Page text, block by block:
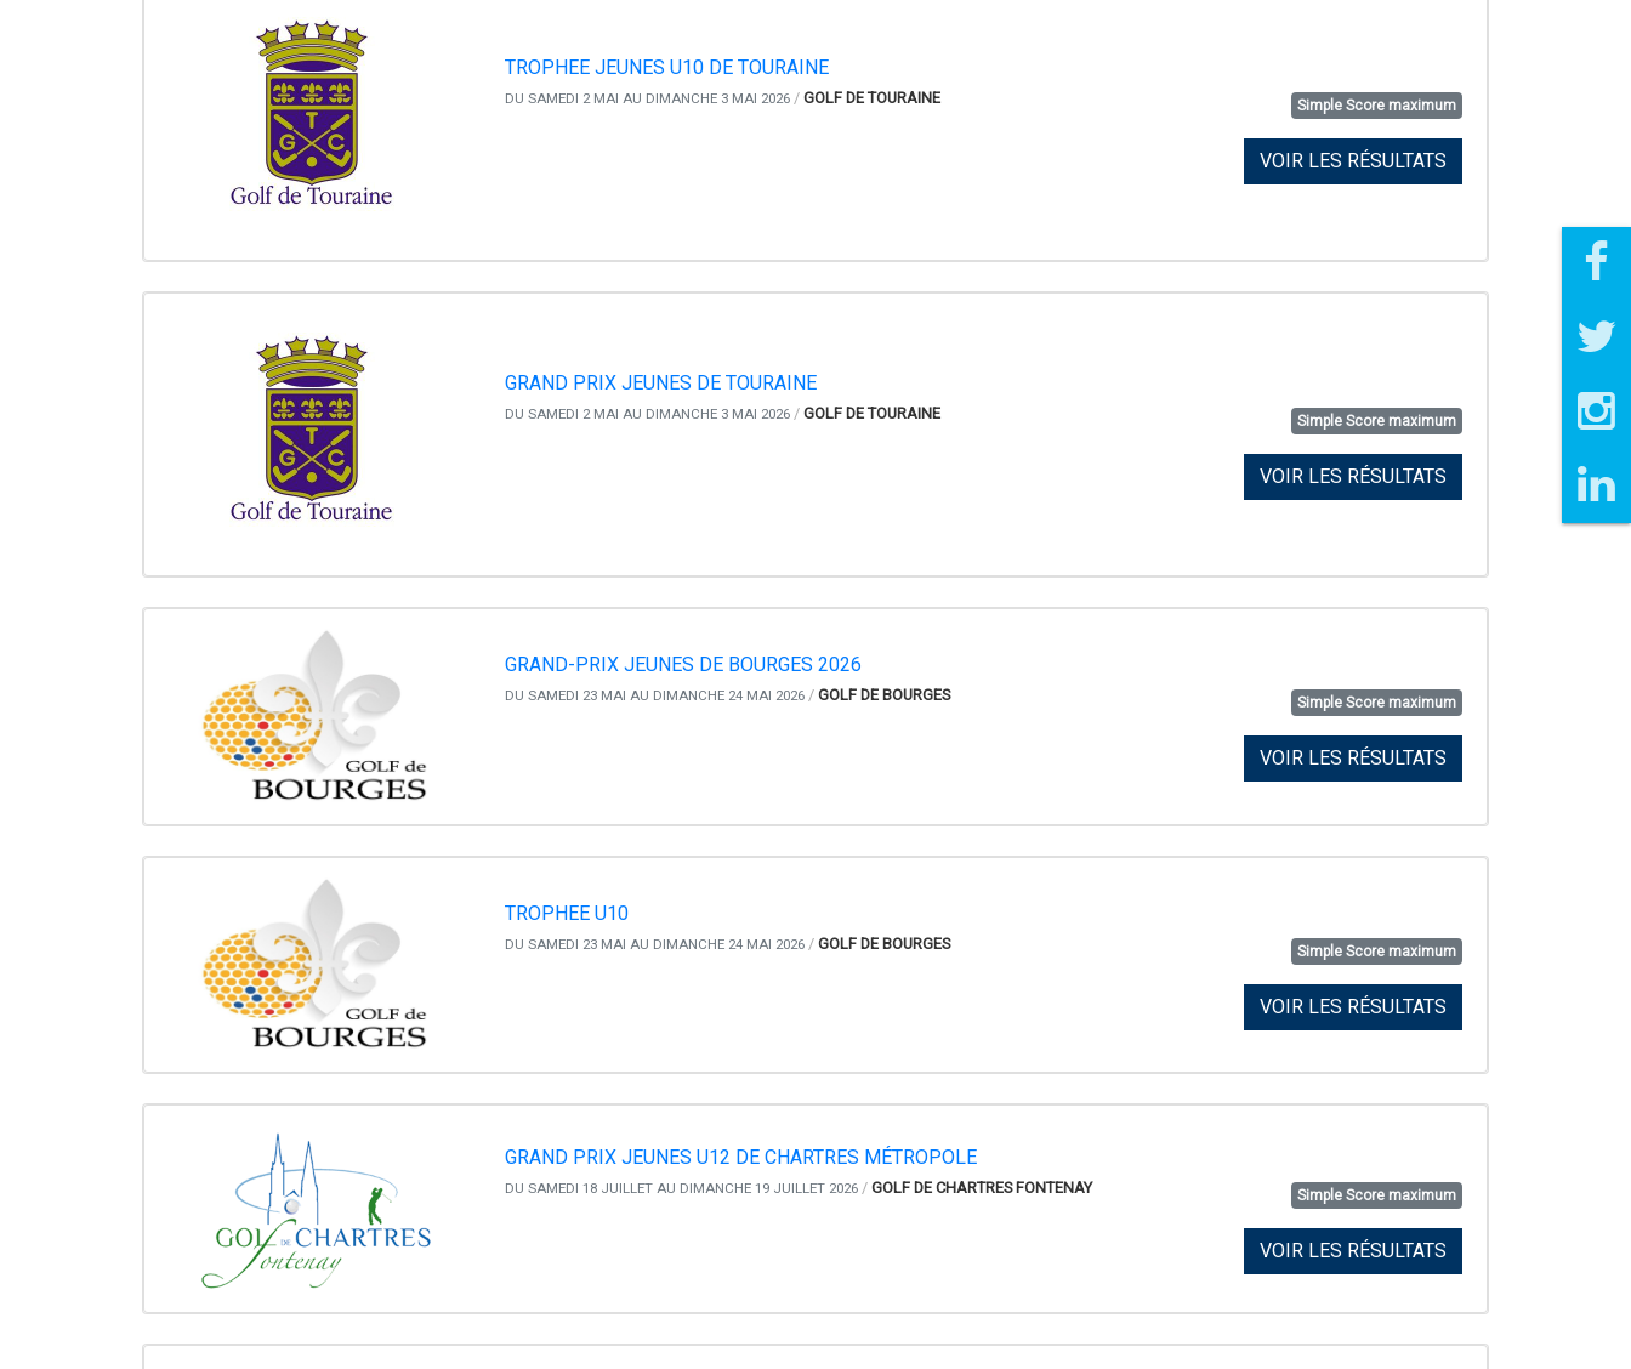
TROPHEE JEUNES U10 DE TOURAINE
DU SAMEDI 2 MAI AU DIMANCHE 3 MAI 2026 / GOLF DE TOURAINE Simple Score maximum
VOIR LES RÉSULTATS
GRAND PRIX JEUNES DE TOURAINE
DU SAMEDI 2 MAI AU DIMANCHE 3 MAI 2026 / GOLF DE TOURAINE Simple Score maximum
VOIR LES RÉSULTATS
GRAND-PRIX JEUNES DE BOURGES 2026
DU SAMEDI 23 MAI AU DIMANCHE 24 MAI 2026 / GOLF DE BOURGES Simple Score maximum
VOIR LES RÉSULTATS
TROPHEE U10
DU SAMEDI 23 MAI AU DIMANCHE 24 MAI 2026 / GOLF DE BOURGES Simple Score maximum
VOIR LES RÉSULTATS
GRAND PRIX JEUNES U12 DE CHARTRES MÉTROPOLE
DU SAMEDI 18 JUILLET AU DIMANCHE 19 JUILLET 2026 / GOLF DE CHARTRES FONTENAY Simple Score maximum
VOIR LES RÉSULTATS